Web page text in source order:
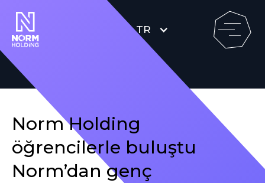
TR
Norm Holding
öğrencilerle buluştu
Norm’dan genç